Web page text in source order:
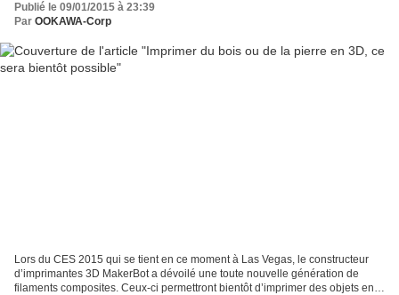
Publié le 09/01/2015 à 23:39
Par OOKAWA-Corp
Lors du CES 2015 qui se tient en ce moment à Las Vegas, le constructeur
d’imprimantes 3D MakerBot a dévoilé une toute nouvelle génération de
filaments composites. Ceux-ci permettront bientôt d’imprimer des objets en